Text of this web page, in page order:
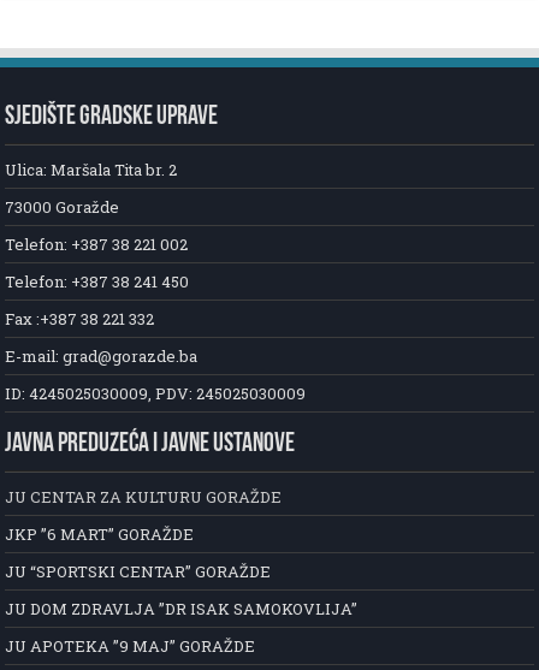
SJEDIŠTE GRADSKE UPRAVE
Ulica: Maršala Tita br. 2
73000 Goražde
Telefon: +387 38 221 002
Telefon: +387 38 241 450
Fax :+387 38 221 332
E-mail: grad@gorazde.ba
ID: 4245025030009, PDV: 245025030009
JAVNA PREDUZEĆA I JAVNE USTANOVE
JU CENTAR ZA KULTURU GORAŽDE
JKP ”6 MART” GORAŽDE
JU “SPORTSKI CENTAR” GORAŽDE
JU DOM ZDRAVLJA ”DR ISAK SAMOKOVLIJA”
JU APOTEKA ”9 MAJ” GORAŽDE